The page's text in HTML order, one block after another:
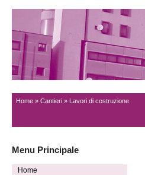
Home » Cantieri » Lavori di costruzione
Menu Principale
Home